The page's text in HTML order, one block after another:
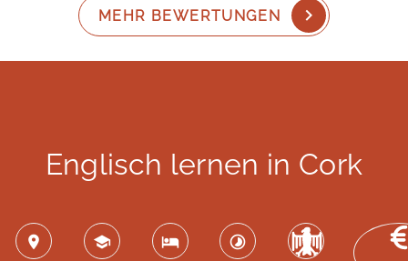
MEHR BEWERTUNGEN
Englisch lernen in Cork